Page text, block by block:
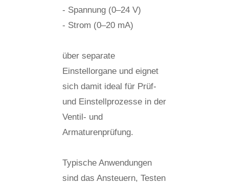
- Spannung (0–24 V)
- Strom (0–20 mA)
über separate
Einstellorgane und eignet
sich damit ideal für Prüf-
und Einstellprozesse in der
Ventil- und
Armaturenprüfung.
Typische Anwendungen
sind das Ansteuern, Testen